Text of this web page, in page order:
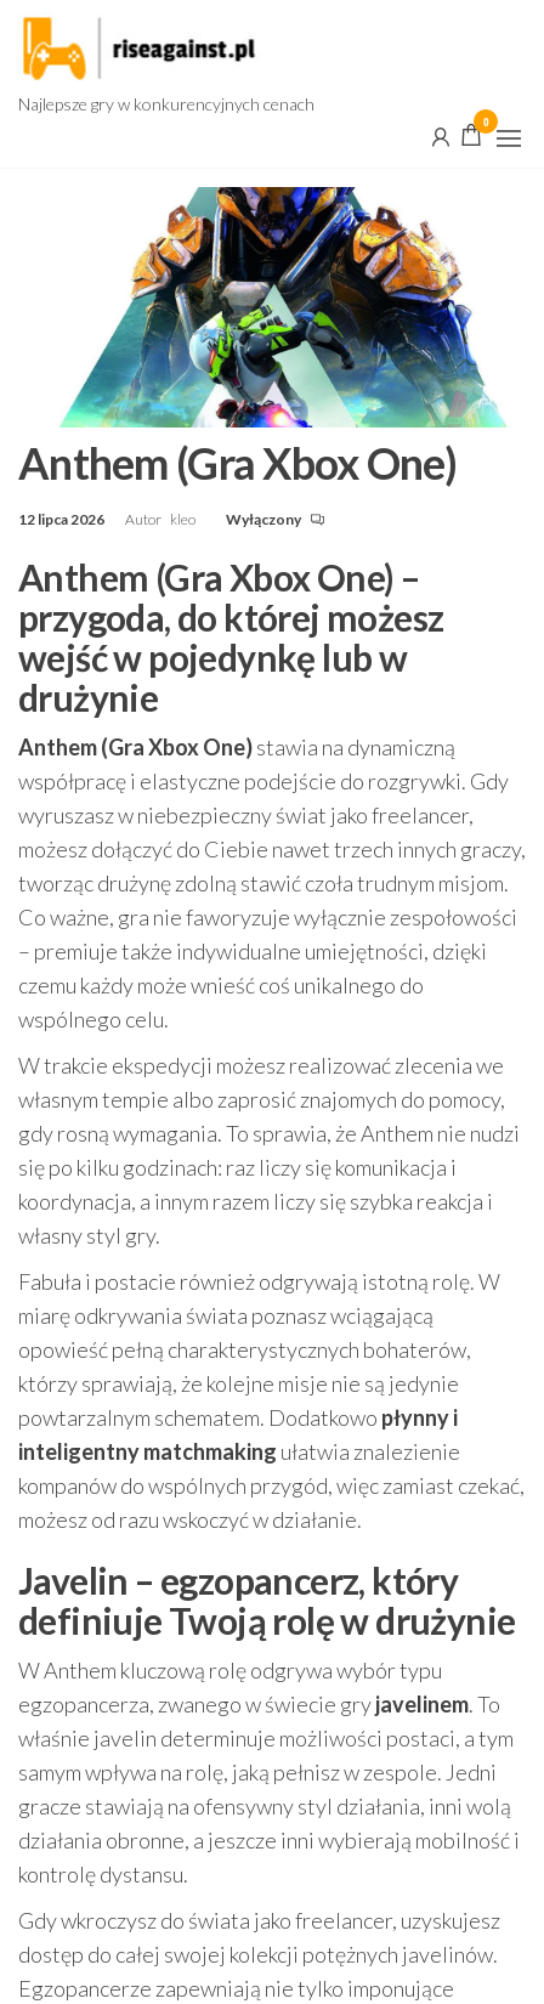
Przejdź
treści
Najlepsze gry w konkurencyjnych cenach
0
Anthem (Gra Xbox One)
12 lipca 2026 Autor kleo Wyłączony
Anthem (Gra Xbox One) –
przygoda, do której możesz
wejść w pojedynkę lub w
drużynie
Anthem (Gra Xbox One)stawia na dynamiczną
współpracę i elastyczne podejście do rozgrywki. Gdy
wyruszasz w niebezpieczny świat jako freelancer,
możesz dołączyć do Ciebie nawet trzech innych graczy,
tworząc drużynę zdolną stawić czoła trudnym misjom.
Co ważne, gra nie faworyzuje wyłącznie zespołowości
– premiuje także indywidualne umiejętności, dzięki
czemu każdy może wnieść coś unikalnego do
wspólnego celu.
W trakcie ekspedycji możesz realizować zlecenia we
własnym tempie albo zaprosić znajomych do pomocy,
gdy rosną wymagania. To sprawia, że Anthem nie nudzi
się po kilku godzinach: raz liczy się komunikacja i
koordynacja, a innym razem liczy się szybka reakcja i
własny styl gry.
Fabuła i postacie również odgrywają istotną rolę. W
miarę odkrywania świata poznasz wciągającą
opowieść pełną charakterystycznych bohaterów,
którzy sprawiają, że kolejne misje nie są jedynie
powtarzalnym schematem. Dodatkowo płynny i
inteligentny matchmaking ułatwia znalezienie
kompanów do wspólnych przygód, więc zamiast czekać,
możesz od razu wskoczyć w działanie.
Javelin – egzopancerz, który
definiuje Twoją rolę w drużynie
W Anthem kluczową rolę odgrywa wybór typu
egzopancerza, zwanego w świecie gryjavelinem. To
właśnie javelin determinuje możliwości postaci, a tym
samym wpływa na rolę, jaką pełnisz w zespole. Jedni
gracze stawiają na ofensywny styl działania, inni wolą
działania obronne, a jeszcze inni wybierają mobilność i
kontrolę dystansu.
Gdy wkroczysz do świata jako freelancer, uzyskujesz
dostęp do całej swojej kolekcji potężnych javelinów.
Egzopancerze zapewniają nie tylko imponujące